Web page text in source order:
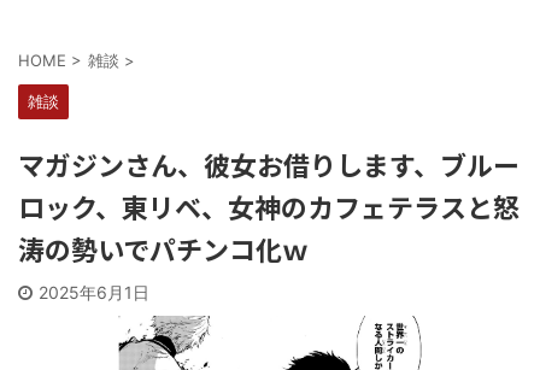
HOME > 雑談 >
雑談
マガジンさん、彼女お借りします、ブルー
ロック、東リベ、女神のカフェテラスと怒
涛の勢いでパチンコ化ｗ
2025年6月1日